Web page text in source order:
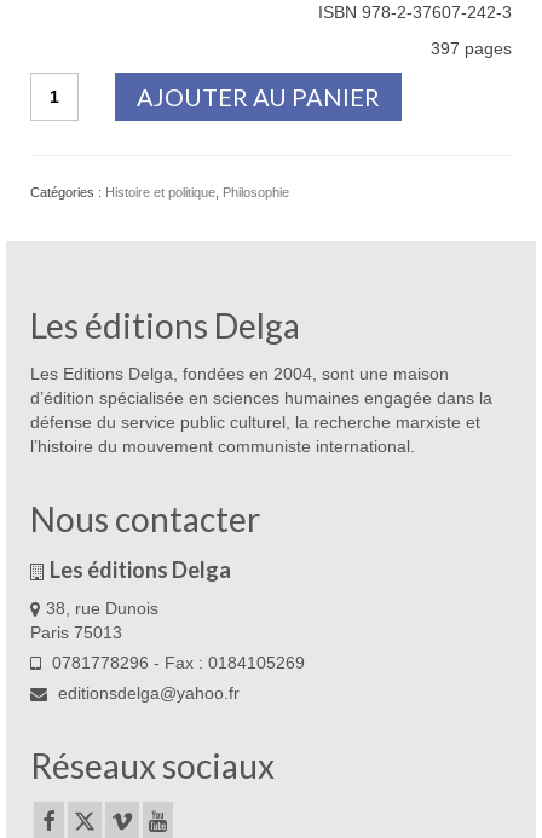
ISBN 978-2-37607-242-3
397 pages
projet
AJOUTER AU PANIER
Catégories : Histoire et politique Philosophie
Les éditions Delga
Les Editions Delga, fondées en 2004, sont une maison
d’édition spécialisée en sciences humaines engagée dans la
défense du service public culturel, la recherche marxiste et
l’histoire du mouvement communiste international.
Nous contacter
Les éditions Delga
38, rue Dunois
Paris 75013
0781778296 - Fax : 0184105269
editionsdelga@yahoo.fr
Réseaux sociaux